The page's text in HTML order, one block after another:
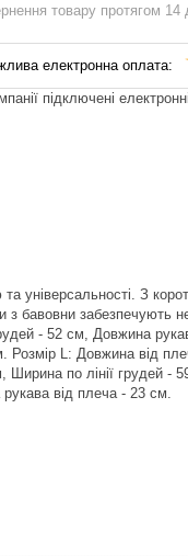
товару протягом 14
підключені
універсальності. З
з бавовни
- 52 см, Довжина
Розмір L: Довжина від
по лінії грудей
від плеча - 23 см.